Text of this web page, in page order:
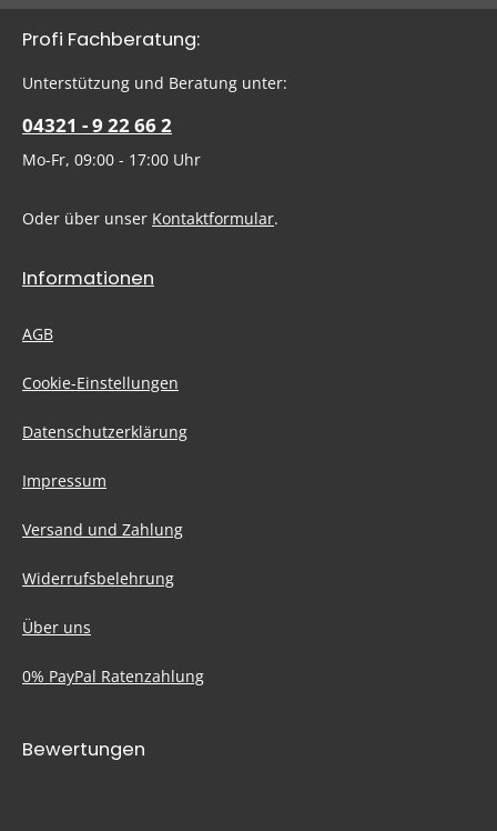
Datenschutz
Ich habe dieDatenschutzbestimmungen
einverstanden.
Um weiterzugehen, geben Sie die oben abgebildeten Zeichen
ein*
Die mit einem Stern (*) markierten Felder sind Pflichtfelder.
Profi Fachberatung:
Unterstützung und Beratung unter:
04321 - 9 22 66 2
Mo-Fr, 09:00 - 17:00 Uhr
Oder über unser Kontaktformular.
Informationen
AGB
Cookie-Einstellungen
Datenschutzerklärung
Impressum
Versand und Zahlung
Widerrufsbelehrung
Über uns
0% PayPal Ratenzahlung
Bewertungen